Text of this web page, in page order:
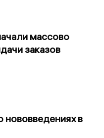
массово
заказов
нововведениях в